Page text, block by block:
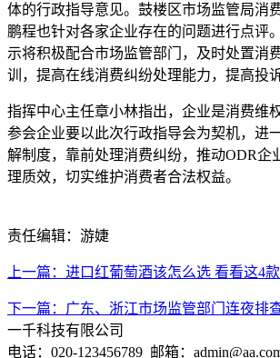
体的行政指导意见。鼓楼区市场监管局消
鹏程也针对各家企业存在的问题进行点评
示将积极配合市场监管部门，及时处置消
训，提高在线消费纠纷处理能力，提高投
指挥中心主任章小林指出，企业是消费维
参会企业要以此次行政指导会为契机，进
解制度，靠前处理消费纠纷，推动ODR企
理质效，切实维护消费者合法权益。
责任编辑：游婕
上一篇：进口红葡萄酒该怎么选 看看这4
下一篇：广东、浙江市场监管部门连夜排
一千科技有限公司
电话：020-123456789 邮箱：